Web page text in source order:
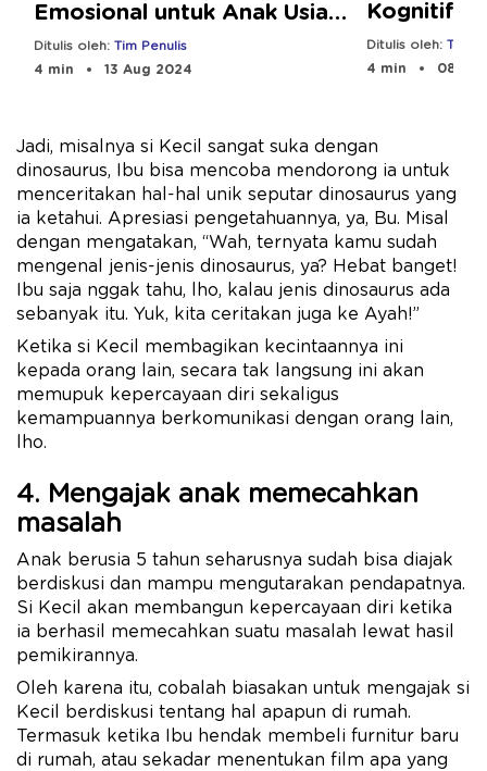
Emosional untuk Anak Usia
Dini
Ditulis oleh: Tim Penulis
4 min
13 Aug 2024
Kognitif
Tahun
Ditulis oleh: Tim
4 min
08
Jadi, misalnya si Kecil sangat suka dengan
dinosaurus, Ibu bisa mencoba mendorong ia untuk
menceritakan hal-hal unik seputar dinosaurus yang
ia ketahui. Apresiasi pengetahuannya, ya, Bu. Misal
dengan mengatakan, “Wah, ternyata kamu sudah
mengenal jenis-jenis dinosaurus, ya? Hebat banget!
Ibu saja nggak tahu, lho, kalau jenis dinosaurus ada
sebanyak itu. Yuk, kita ceritakan juga ke Ayah!”
Ketika si Kecil membagikan kecintaannya ini
kepada orang lain, secara tak langsung ini akan
memupuk kepercayaan diri sekaligus
kemampuannya berkomunikasi dengan orang lain,
lho.
4. Mengajak anak memecahkan
masalah
Anak berusia 5 tahun seharusnya sudah bisa diajak
berdiskusi dan mampu mengutarakan pendapatnya.
Si Kecil akan membangun kepercayaan diri ketika
ia berhasil memecahkan suatu masalah lewat hasil
pemikirannya.
Oleh karena itu, cobalah biasakan untuk mengajak si
Kecil berdiskusi tentang hal apapun di rumah.
Termasuk ketika Ibu hendak membeli furnitur baru
di rumah, atau sekadar menentukan film apa yang